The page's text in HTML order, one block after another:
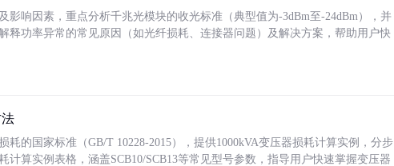
影响因素，重点分析千兆光模块的收光标准（典型值为-3dBm至-24dBm），并
释功率异常的常见原因（如光纤损耗、连接器问题）及解决方案，帮助用户快
的国家标准（GB/T 10228-2015），提供1000kVA变压器损耗计算实例，分步
计算实例表格，涵盖SCB10/SCB13等常见型号参数，指导用户快速掌握变压器